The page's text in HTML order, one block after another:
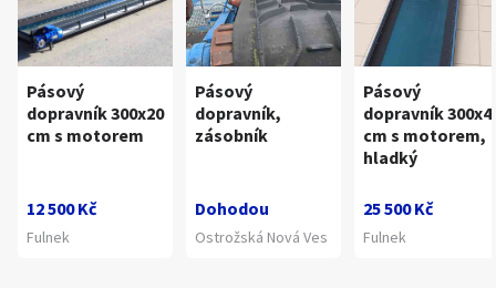
Pásový
dopravník 300x20
cm s motorem
12 500 Kč
Fulnek
Pásový
dopravník,
zásobník
Dohodou
Ostrožská Nová Ves
Pásový
dopravník
cm s motorem,
hladký
25 500 Kč
Fulnek